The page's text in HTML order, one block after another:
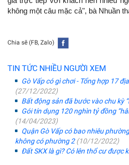
không một câu mặc cả", bà Nhuần
Chia sẽ (FB, Zalo)
TIN TỨC NHIỀU NGƯỜI XEM
Gò Vấp có gì chơi - Tổng hợp 17
(27/12/2022)
Bất động sản đã bước vào chu kỳ
Gói tín dụng 120 nghìn tỷ đồng
(14/04/2023)
Quận Gò Vấp có bao nhiêu
không có phường 2(10/12/2022)
Đất SKX là gì? Có lên thổ cư được